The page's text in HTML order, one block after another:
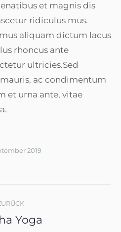
et magnis dis
ridiculus mus.
aliquam dictum lacus
rhoncus ante
ultricies.Sed
ac condimentum
et urna ante, vitae
2019
Vorheriges
Yoga